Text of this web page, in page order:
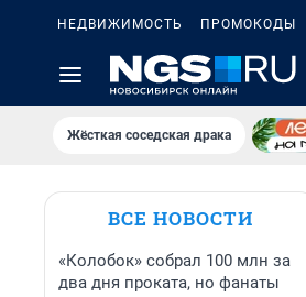
НЕДВИЖИМОСТЬ ПРОМОКОДЫ
Жёсткая соседская драка
ВСЕ НОВОСТИ
«Колобок» собрал 100 млн за
два дня проката, но фанаты